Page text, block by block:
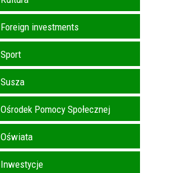
Foreign investments
Sport
Susza
Ośrodek Pomocy Społecznej
Oświata
Inwestycje